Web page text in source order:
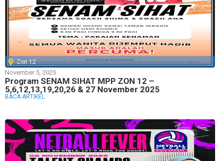
Zon 12
November 5, 2025
Program SENAM SIHAT MPP ZON 12 –
5,6,12,13,19,20,26 & 27 November 2025
BACA ARTIKEL